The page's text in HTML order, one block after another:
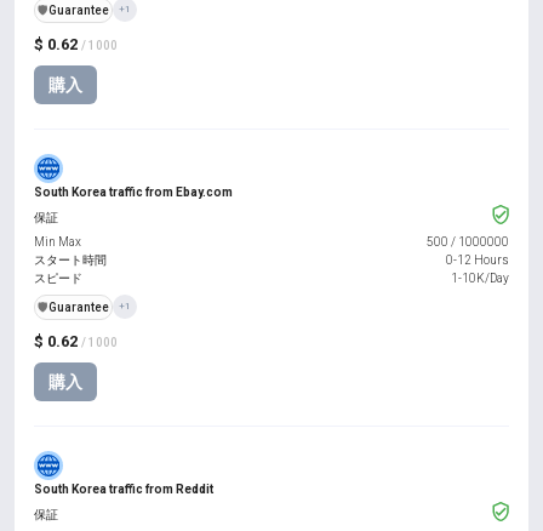
$ 0.62 / 1000
購入
️🛡️Guarantee +1
South Korea traffic from Ebay.com
$ 0.62 / 1000
購入
保証
Min Max
500 / 1000000
スタート時間
0-12 Hours
スピード
1-10K/Day
️🛡️Guarantee +1
South Korea traffic from Reddit
保証